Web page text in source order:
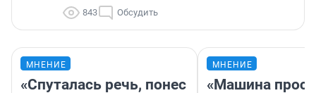
843 Обсудить
МНЕНИЕ
«Спуталась речь, понес
МНЕНИЕ
«Машина